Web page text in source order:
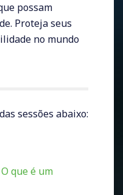
possam
Proteja seus
no mundo
sessões abaixo:
que é um